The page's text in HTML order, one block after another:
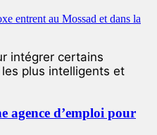
intégrer certains
plus intelligents et
agence d’emploi pour